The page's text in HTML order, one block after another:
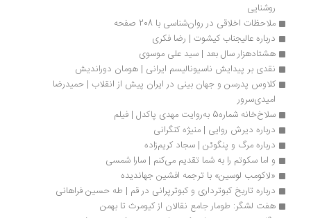
روشنایی
ملاحظات اخلاقی در روان‌شناسی با 208 صفحه
درباره عالیجناب کیشوت | رضا فکری
هشتادهزار سال بعد | سید علی موسوی
نقدی بر پیدایش ناسیونالیسم ایرانی | هومان دوراندیش
کلاوس پدرسن و جهان بینی در ایران پیش از انقلاب | حمیدرضا
امیدی‌سرور
سلاخ‌خانه شماره5 به‌روایت مهدی پاکدل | فیلم
درباره دیرش روایی | منیژه کنگرانی
درباره مرگ و پنگوئن | سجاد کریم‌زاده
و اما سکوتم را به شما تقدیم می‌کنم | سارا شمسی
«لاکومب لوسین» با ترجمه‌ افشین جهاندیده
درباره تاریخ کبوترداری و کبوترپرانی در قم | طه حسین فراهانی
هفت لشگر: طومار جامع نقالان از کیومرث تا بهمن